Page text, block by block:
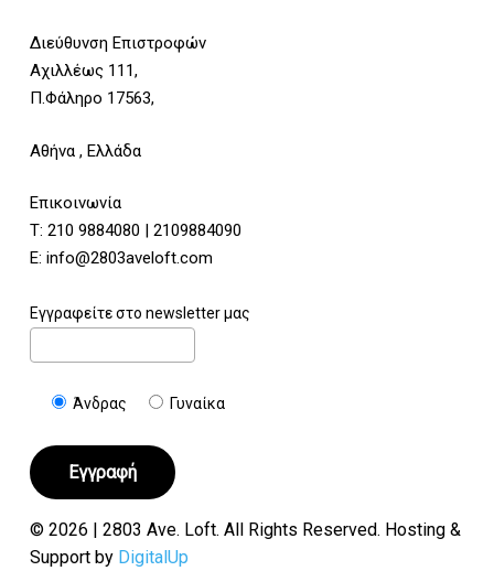
Διεύθυνση Επιστροφών
Αχιλλέως 111,
Π.Φάληρο 17563,
Αθήνα , Ελλάδα
Επικοινωνία
Τ: 210 9884080 | 2109884090
E: info@2803aveloft.com
Εγγραφείτε στο newsletter μας
Άνδρας Γυναίκα
© 2026 | 2803 Ave. Loft. All Rights Reserved. Hosting &
Support by DigitalUp